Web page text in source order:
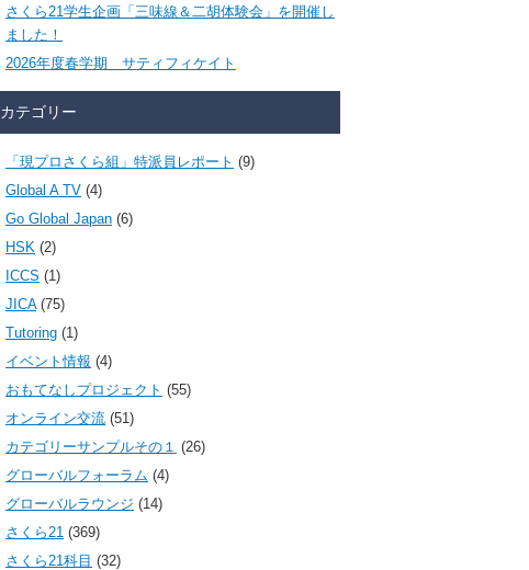
さくら21学生企画「三味線＆二胡体験会」を開催し
ました！
2026年度春学期 サティフィケイト
カテゴリー
「現プロさくら組」特派員レポート (9)
Global A TV (4)
Go Global Japan (6)
HSK (2)
ICCS (1)
JICA(75)
Tutoring (1)
イベント情報 (4)
おもてなしプロジェクト (55)
オンライン交流 (51)
カテゴリーサンプルその１ (26)
グローバルフォーラム (4)
グローバルラウンジ (14)
さくら21 (369)
さくら21科目 (32)